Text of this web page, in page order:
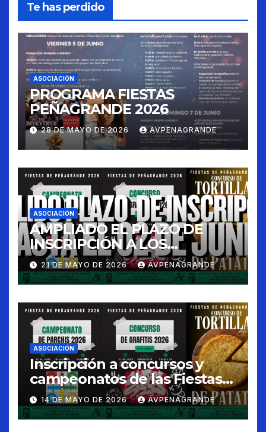
Te has perdido
ASOCIACIÓN
PROGRAMA FIESTAS
PEÑAGRANDE 2026
28 DE MAYO DE 2026 AVPENAGRANDE
ASOCIACIÓN
AMPLIADO EL PLAZO DE
INSCRIPCIÓN A LOS
CONCURSOS FIESTAS 2026
21 DE MAYO DE 2026 AVPENAGRANDE
ASOCIACIÓN
Inscripción a concursos y
campeonatos de las Fiestas
de Peñagrande 2026
14 DE MAYO DE 2026 AVPENAGRANDE